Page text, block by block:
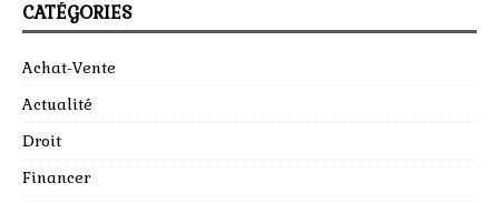
CATÉGORIES
Achat-Vente
Actualité
Droit
Financer